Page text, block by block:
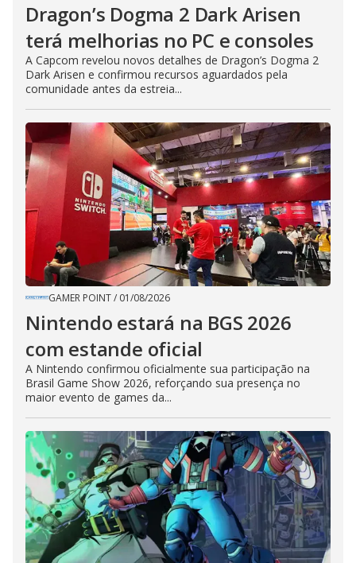
Dragon’s Dogma 2 Dark Arisen
terá melhorias no PC e consoles
A Capcom revelou novos detalhes de Dragon’s Dogma 2
Dark Arisen e confirmou recursos aguardados pela
comunidade antes da estreia...
GAMER POINT/ 01/08/2026
Nintendo estará na BGS 2026
com estande oficial
A Nintendo confirmou oficialmente sua participação na
Brasil Game Show 2026, reforçando sua presença no
maior evento de games da...